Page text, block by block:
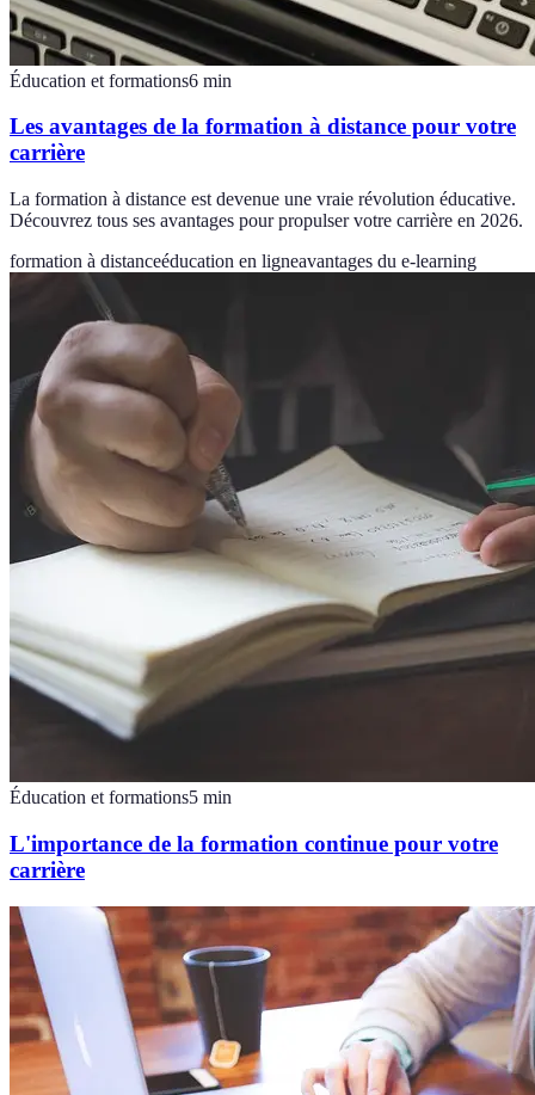
Éducation et formations6 min
Les avantages de la formation à distance pour votre
carrière
La formation à distance est devenue une vraie révolution éducative.
Découvrez tous ses avantages pour propulser votre carrière en 2026.
formation à distanceéducation en ligneavantages du e-learning
Éducation et formations5 min
L'importance de la formation continue pour votre
carrière